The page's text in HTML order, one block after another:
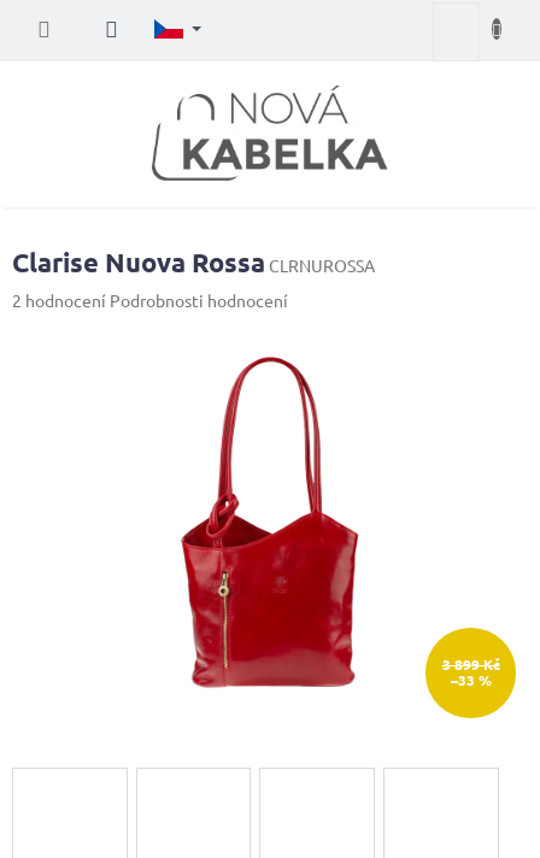
Nákupní
Clarise Nuova Rossa CLRNUROSSA
Průměrné
2 hodnocení Podrobnosti hodnocení
3 899 Kč
–33 %